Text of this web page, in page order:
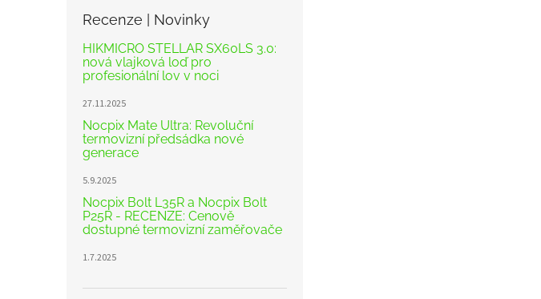
Recenze | Novinky
HIKMICRO STELLAR SX60LS 3.0:
nová vlajková loď pro
profesionální lov v noci
27.11.2025
Nocpix Mate Ultra: Revoluční
termovizní předsádka nové
generace
5.9.2025
Nocpix Bolt L35R a Nocpix Bolt
P25R - RECENZE: Cenově
dostupné termovizní zaměřovače
1.7.2025